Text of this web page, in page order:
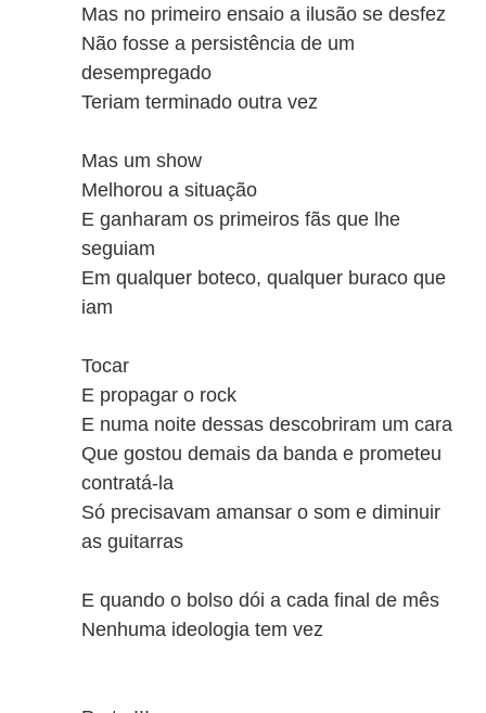
Mas no primeiro ensaio a ilusão se desfez
Não fosse a persistência de um
desempregado
Teriam terminado outra vez
Mas um show
Melhorou a situação
E ganharam os primeiros fãs que lhe
seguiam
Em qualquer boteco, qualquer buraco que
iam
Tocar
E propagar o rock
E numa noite dessas descobriram um cara
Que gostou demais da banda e prometeu
contratá-la
Só precisavam amansar o som e diminuir
as guitarras
E quando o bolso dói a cada final de mês
Nenhuma ideologia tem vez